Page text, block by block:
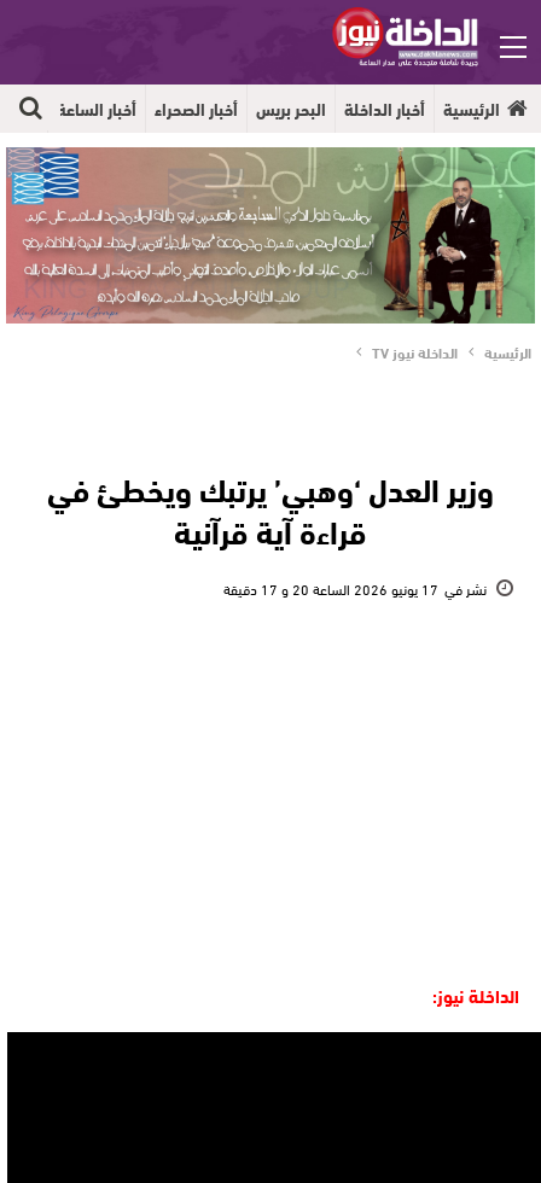
الرئيسية أخبار الداخلة البحر بريس أخبار الصحراء أخبار الساعة
الرئيسية الداخلة نيوز TV
وزير العدل ‘وهبي’ يرتبك ويخطئ في
قراءة آية قرآنية
نشر في 17 يونيو 2026 الساعة 20 و 17 دقيقة
الداخلة نيوز: